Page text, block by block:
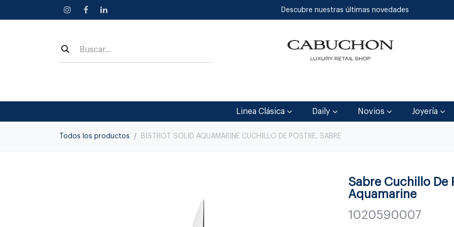
Descubre nuestras últimas novedades
Linea Clásica Daily Novios Joyería
Todos los productos BISTROT SOLID AQUAMARINE CUCHILLO DE POSTRE, SABRE
Sabre Cuchillo De
Aquamarine
1020590007